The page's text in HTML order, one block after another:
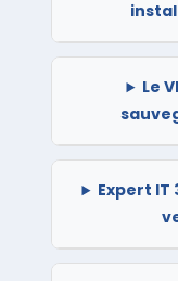
Le
Expert